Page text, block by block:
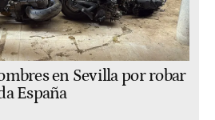
en Sevilla por robar
España